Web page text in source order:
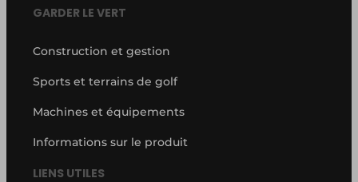
GARDER LE VERT
Construction et gestion
Sports et terrains de golf
Machines et équipements
Informations sur le produit
LIENS UTILES